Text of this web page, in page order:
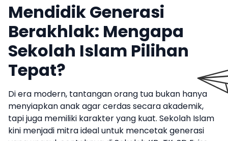
Mendidik Generasi
Berakhlak: Mengapa
Sekolah Islam Pilihan
Tepat?
​Di era modern, tantangan orang tua bukan hanya
menyiapkan anak agar cerdas secara akademik,
tapi juga memiliki karakter yang kuat. Sekolah Islam
kini menjadi mitra ideal untuk mencetak generasi